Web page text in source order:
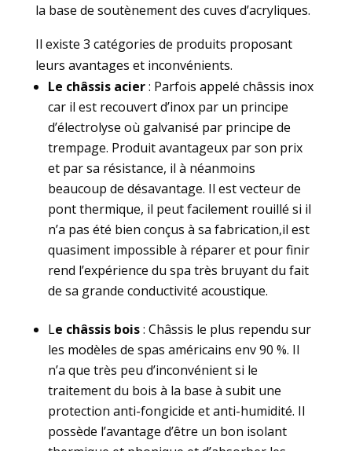
la base de soutènement des cuves d’acryliques.
Il existe 3 catégories de produits proposant
leurs avantages et inconvénients.
Le châssis acier: Parfois appelé châssis inox
car il est recouvert d’inox par un principe
d’électrolyse où galvanisé par principe de
trempage. Produit avantageux par son prix
et par sa résistance, il à néanmoins
beaucoup de désavantage. Il est vecteur de
pont thermique, il peut facilement rouillé si il
n’a pas été bien conçus à sa fabrication,il est
quasiment impossible à réparer et pour finir
rend l’expérience du spa très bruyant du fait
de sa grande conductivité acoustique.
Le châssis bois: Châssis le plus rependu sur
les modèles de spas américains env 90 %. Il
n’a que très peu d’inconvénient si le
traitement du bois à la base à subit une
protection anti-fongicide et anti-humidité. Il
possède l’avantage d’être un bon isolant